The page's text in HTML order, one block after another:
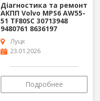
Діагностика та ремонт
АКПП Volvo MPS6 AW55-
51 TF80SC 30713948
9480761 8636197
Луцк
23.01.2026
Подробнее